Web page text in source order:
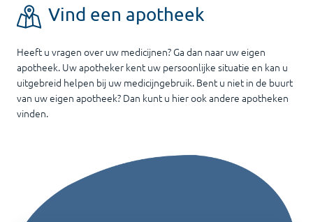
Vind een apotheek
Heeft u vragen over uw medicijnen? Ga dan naar uw eigen
apotheek. Uw apotheker kent uw persoonlijke situatie en kan u
uitgebreid helpen bij uw medicijngebruik. Bent u niet in de buurt
van uw eigen apotheek? Dan kunt u hier ook andere apotheken
vinden.